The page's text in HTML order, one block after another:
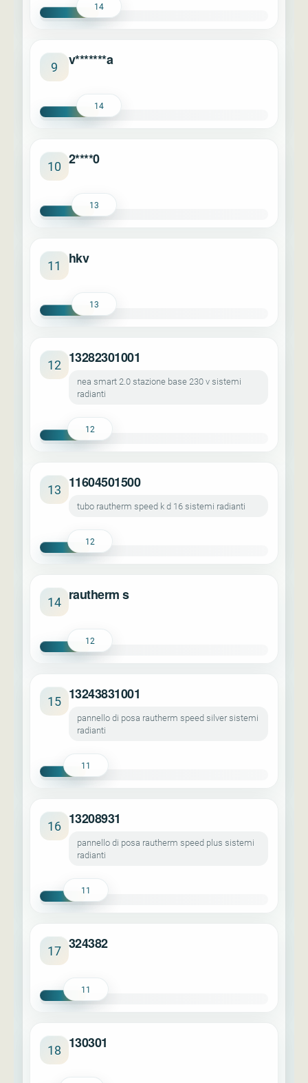
14
9 v*******a
14
10 2****0
13
11 hkv
13
12 13282301001
nea smart 2.0 stazione base 230 v sistemi
radianti
12
13 11604501500
tubo rautherm speed k d 16 sistemi radianti
12
14 rautherm s
12
15 13243831001
pannello di posa rautherm speed silver sistemi
radianti
11
16 13208931
pannello di posa rautherm speed plus sistemi
radianti
11
17 324382
11
18 130301